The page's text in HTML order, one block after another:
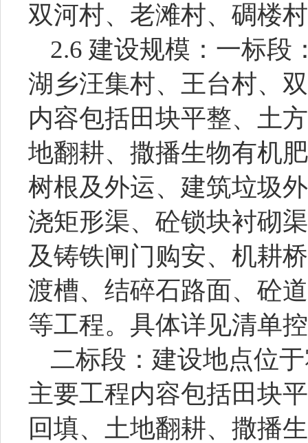
双河村、老滩村、碉楼村
2.6 建设规模： 一标段
湖乡汪集村、王台村、
内容包括田块平整、土
地翻耕、撒播生物有机
树根及外运、建筑垃圾
浇矩形渠、砼锁块衬砌
及铸铁闸门购安、机耕
渡槽、结碎石路面、砼
等工程。 具体详见清单
二标段：建设地点位
主要工程内容包括田块
回填、土地翻耕、撒播